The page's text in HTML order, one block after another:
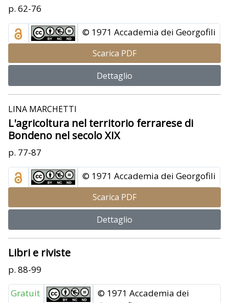
p. 62-76
© 1971 Accademia dei Georgofili
Scarica PDF
Dettaglio
LINA MARCHETTI
L'agricoltura nel territorio ferrarese di
Bondeno nel secolo XIX
p. 77-87
© 1971 Accademia dei Georgofili
Scarica PDF
Dettaglio
Libri e riviste
p. 88-99
Gratuit
© 1971 Accademia dei